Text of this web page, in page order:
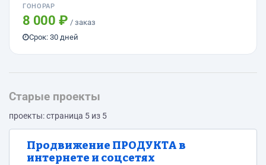
на портале .
Отзыв должен быть...
ГОНОРАР
8 000 ₽ / заказ
Срок: 30 дней
Старые проекты
проекты: страница 5 из 5
Продвижение ПРОДУКТА в
интернете и соцсетях